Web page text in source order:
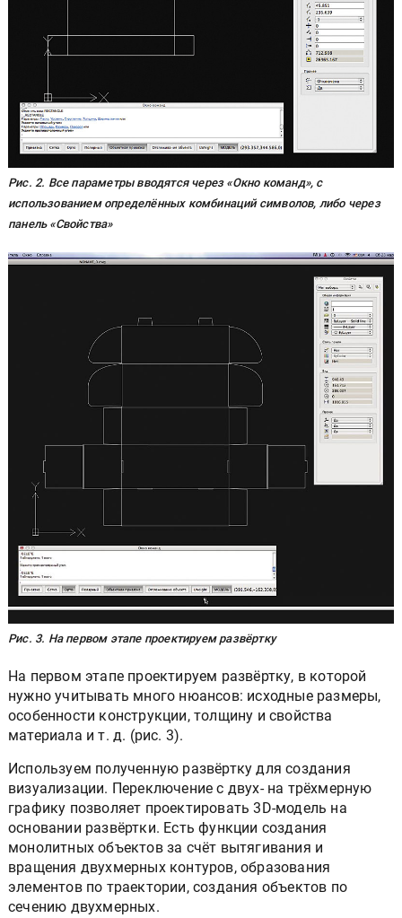
Рис. 2. Все параметры вводятся через «Окно команд», с
использованием определённых комбинаций символов, либо через
панель «Свойства»
Рис. 3. На первом этапе проектируем развёртку
На первом этапе проектируем развёртку, в которой
нужно учитывать много нюансов: исходные размеры,
особенности конструкции, толщину и свойства
материала и т. д. (рис. 3).
Используем полученную развёртку для создания
визуализации. Переключение с двух- на трёхмерную
графику позволяет проектировать 3D-модель на
основании развёртки. Есть функции создания
монолитных объектов за счёт вытягивания и
вращения двухмерных контуров, образования
элементов по траектории, создания объектов по
сечению двухмерных.